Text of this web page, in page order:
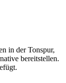
in der Tonspur,
bereitstellen.